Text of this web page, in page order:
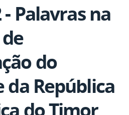
- Palavras na
do
da República